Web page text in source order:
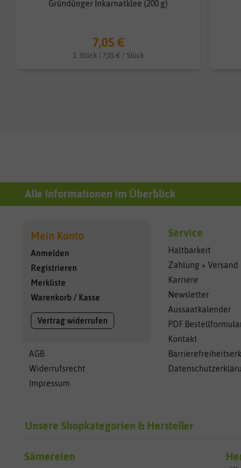
Gründünger Inkarnatklee (200 g)
7,05 €
1 Stück | 7,05 € / Stück
Alle Informationen im Überblick
Mein Konto
Anmelden
Registrieren
Merkliste
Warenkorb / Kasse
Vertrag widerrufen
AGB
Widerrufsrecht
Impressum
Service
Haltbarkeit
Zahlung + Versand
Karriere
Newsletter
Aussaatkalender
PDF
Kontakt
Unsere Shopkategorien & Hersteller
Sämereien